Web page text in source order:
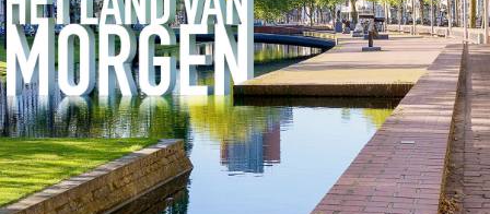
Gebiedsontwikkeling
Gebiedseconomie
Grondstrategie en -verwerving
Taxaties overheid
Taxaties zakelijk
Schadevergoedingsrecht
Rentmeesterij